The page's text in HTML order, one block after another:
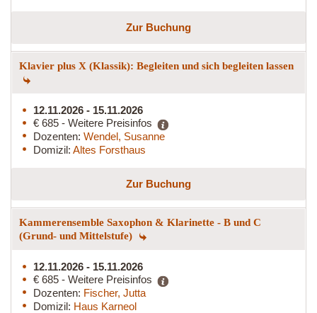
Zur Buchung
Klavier plus X (Klassik): Begleiten und sich begleiten lassen
12.11.2026 - 15.11.2026
€ 685 - Weitere Preisinfos
Dozenten: Wendel, Susanne
Domizil: Altes Forsthaus
Zur Buchung
Kammerensemble Saxophon & Klarinette - B und C
(Grund- und Mittelstufe)
12.11.2026 - 15.11.2026
€ 685 - Weitere Preisinfos
Dozenten: Fischer, Jutta
Domizil: Haus Karneol